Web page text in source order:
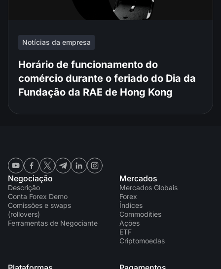
Notícias da empresa
Horário de funcionamento do
comércio durante o feriado do Dia da
Fundação da RAE de Hong Kong
Negociação
Descrição
Conta Forex Demo
Comissões e swaps
(rollovers)
Ferramentas de Negociante
Mercados
Mercados Globais
Forex
Índices
Commodities
Ações
ETF
Criptomoedas